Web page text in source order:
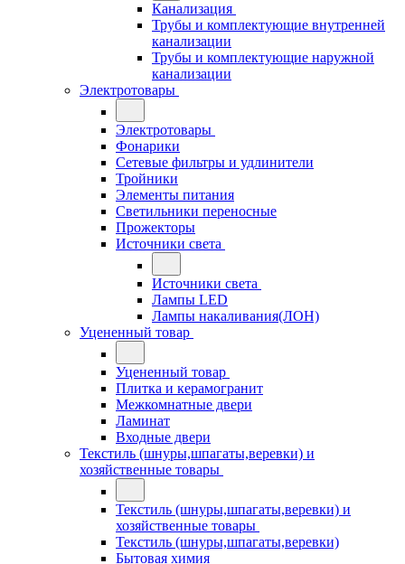
Канализация
Трубы и комплектующие внутренней
канализации
Трубы и комплектующие наружной
канализации
Электротовары
Электротовары
Фонарики
Сетевые фильтры и удлинители
Тройники
Элементы питания
Светильники переносные
Прожекторы
Источники света
Источники света
Лампы LED
Лампы накаливания(ЛОН)
Уцененный товар
Уцененный товар
Плитка и керамогранит
Межкомнатные двери
Ламинат
Входные двери
Текстиль (шнуры,шпагаты,веревки) и
хозяйственные товары
Текстиль (шнуры,шпагаты,веревки) и
хозяйственные товары
Текстиль (шнуры,шпагаты,веревки)
Бытовая химия